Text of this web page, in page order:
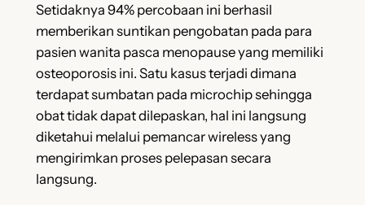
Setidaknya 94% percobaan ini berhasil
memberikan suntikan pengobatan pada para
pasien wanita pasca menopause yang memiliki
osteoporosis ini. Satu kasus terjadi dimana
terdapat sumbatan pada microchip sehingga
obat tidak dapat dilepaskan, hal ini langsung
diketahui melalui pemancar wireless yang
mengirimkan proses pelepasan secara
langsung.